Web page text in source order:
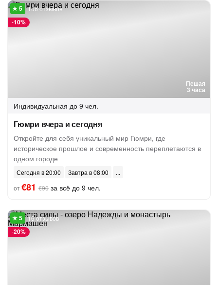
Пешая
3 часа
-10%
106 отзывов
Индивидуальная до 9 чел.
Гюмри вчера и сегодня
Откройте для себя уникальный мир Гюмри, где
историческое прошлое и современность переплетаются в
одном городе
Сегодня в 20:00
Завтра в 08:00
от€81 €90 за всё до 9 чел.
-20%
16 отзывов